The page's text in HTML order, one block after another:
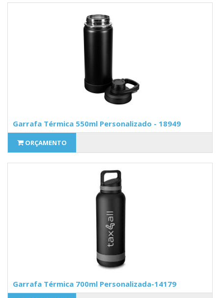
Garrafa Térmica 550ml Personalizado - 18949
ORÇAMENTO
Garrafa Térmica 700ml Personalizada-14179